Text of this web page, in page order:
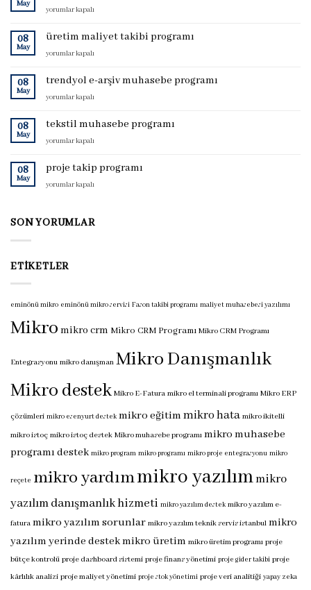
May
proje
programı
yorumlar kapalı
08
May
üretim maliyet takibi programı
üretim
takibi
için
yorumlar kapalı
08
May
trendyol e-arşiv muhasebe programı
trendyol
arşiv
programı
yorumlar kapalı
08
May
tekstil muhasebe programı
tekstil
programı
yorumlar kapalı
08
May
proje takip programı
proje
için
yorumlar kapalı
SON YORUMLAR
ETIKETLER
eminönü mikro eminönü mikro servisi Fason takibi programı maliyet muhasebesi yazılımı
Mikro mikro crm Mikro CRM Programı Mikro CRM Programı
Entegrasyonu mikro danışman Mikro Danışmanlık
Mikro destek Mikro E-Fatura mikro el terminali programı Mikro ERP
çözümleri mikro esenyurt destek mikro eğitimmikro hata mikro ikitelli
mikro istoç mikro istoç destek Mikro muhasebe programı mikro muhasebe
programı destek mikro program mikro programı mikro proje entegrasyonu mikro
reçete mikro yardımmikro yazılımmikro
yazılım danışmanlık hizmeti mikro yazılım destek mikro yazılım e-
fatura mikro yazılım sorunlar mikro yazılım teknik servis istanbul mikro
yazılım yerinde destekmikro üretim mikro üretim programı proje
bütçe kontrolü proje dashboard sistemi proje finans yönetimi proje gider takibi proje
kârlılık analizi proje maliyet yönetimi proje stok yönetimi proje veri analitiği yapay zeka